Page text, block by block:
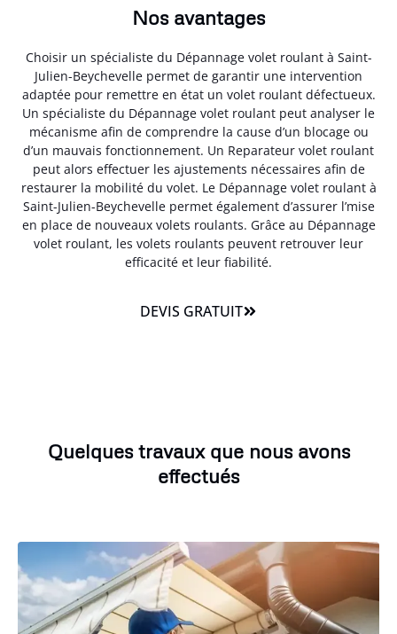
Nos avantages
Choisir un spécialiste du Dépannage volet roulant à Saint-
Julien-Beychevelle permet de garantir une intervention
adaptée pour remettre en état un volet roulant défectueux.
Un spécialiste du Dépannage volet roulant peut analyser le
mécanisme afin de comprendre la cause d’un blocage ou
d’un mauvais fonctionnement. Un Reparateur volet roulant
peut alors effectuer les ajustements nécessaires afin de
restaurer la mobilité du volet. Le Dépannage volet roulant à
Saint-Julien-Beychevelle permet également d’assurer l’mise
en place de nouveaux volets roulants. Grâce au Dépannage
volet roulant, les volets roulants peuvent retrouver leur
efficacité et leur fiabilité.
DEVIS GRATUIT
Quelques travaux que nous avons
effectués